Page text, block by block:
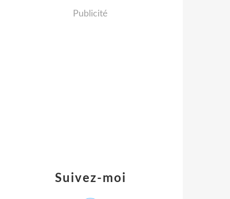
Suivez-moi
Publicité